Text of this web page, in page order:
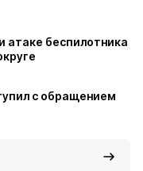
атаке беспилотника
с обращением